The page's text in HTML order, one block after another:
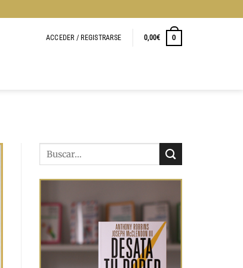
ACCEDER / REGISTRARSE 0,00€ 0